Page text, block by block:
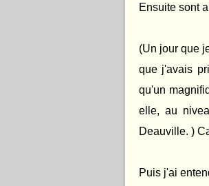
Ensuite sont
(Un jour que
que j'avais
qu'un
elle, au
Deauville. )
Puis j'ai